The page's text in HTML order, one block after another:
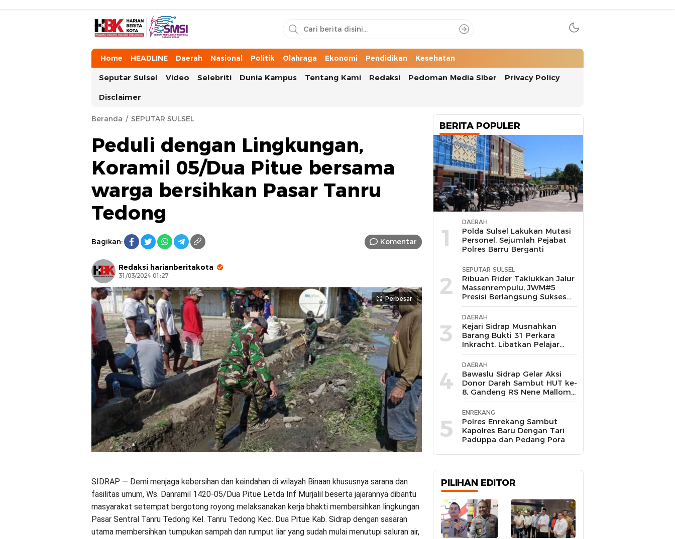
HarianBeritaKota
Mengabarkan Setiap Detil, Sudut, dan Cerita Kota
Home HEADLINE Daerah Nasional Politik Olahraga Ekonomi Pendidikan Kesehatan
Seputar Sulsel Video Selebriti Dunia Kampus Tentang Kami Redaksi Pedoman Media Siber Privacy Policy
Disclaimer
Beranda SEPUTAR SULSEL
Peduli dengan Lingkungan,
Koramil 05/Dua Pitue bersama
warga bersihkan Pasar Tanru
Tedong
Bagikan: Komentar
Redaksi harianberitakota
31/03/2024 01:27
Perbesar
SIDRAP — Demi menjaga kebersihan dan keindahan di wilayah Binaan khususnya sarana dan
fasilitas umum, Ws. Danramil 1420-05/Dua Pitue Letda Inf Murjalil beserta jajarannya dibantu
masyarakat setempat bergotong royong melaksanakan kerja bhakti membersihkan lingkungan
Pasar Sentral Tanru Tedong Kel. Tanru Tedong Kec. Dua Pitue Kab. Sidrap dengan sasaran
utama membersihkan tumpukan sampah dan rumput liar yang sudah mulai menutupi saluran air,
BERITA POPULER
1
DAERAH
Polda Sulsel Lakukan Mutasi
Personel, Sejumlah Pejabat
Polres Barru Berganti
2
SEPUTAR SULSEL
Ribuan Rider Taklukkan Jalur
Massenrempulu, JWM#5
Presisi Berlangsung Sukses
dan Kondusif
3
DAERAH
Kejari Sidrap Musnahkan
Barang Bukti 31 Perkara
Inkracht, Libatkan Pelajar
untuk Edukasi Bahaya
Narkoba
4
DAERAH
Bawaslu Sidrap Gelar Aksi
Donor Darah Sambut HUT ke-
8, Gandeng RS Nene Mallomo
dan Polres
5
ENREKANG
Polres Enrekang Sambut
Kapolres Baru Dengan Tari
Paduppa dan Pedang Pora
PILIHAN EDITOR